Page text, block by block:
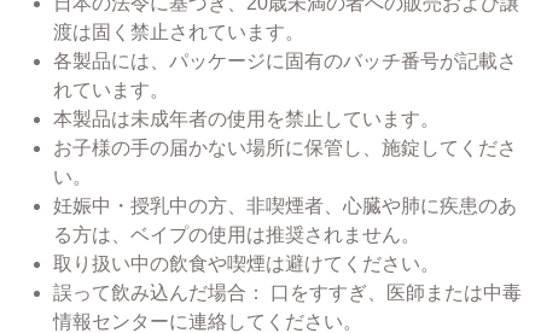
渡は固く禁止されています。
各製品には、パッケージに固有のバッチ番号が記載さ
れています。
本製品は未成年者の使用を禁止しています。
お子様の手の届かない場所に保管し、施錠してくださ
い。
妊娠中・授乳中の方、非喫煙者、心臓や肺に疾患のあ
る方は、ベイプの使用は推奨されません。
取り扱い中の飲食や喫煙は避けてください。
誤って飲み込んだ場合： 口をすすぎ、医師または中毒
情報センターに連絡してください。